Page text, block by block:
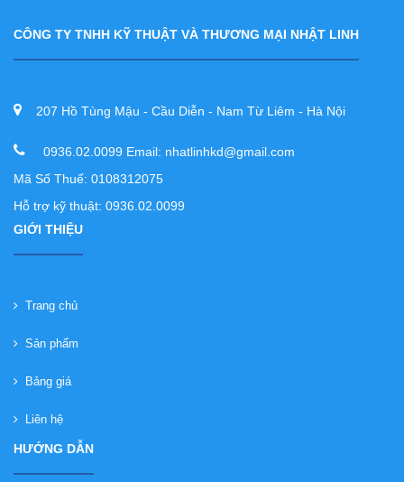
CÔNG TY TNHH KỸ THUẬT VÀ THƯƠNG MẠI NHẬT LINH
207 Hồ Tùng Mậu - Cầu Diễn - Nam Từ Liêm - Hà Nội
0936.02.0099 Email: nhatlinhkd@gmail.com
Mã Số Thuế: 0108312075
Hỗ trợ kỹ thuật: 0936.02.0099
GIỚI THIỆU
Trang chủ
Sản phẩm
Bảng giá
Liên hệ
HƯỚNG DẪN